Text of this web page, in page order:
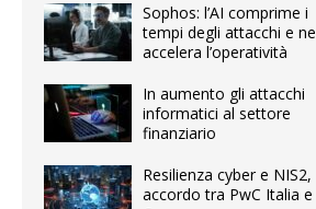
Sophos: l’AI comprime i
tempi degli attacchi e ne
accelera l’operatività
In aumento gli attacchi
informatici al settore
finanziario
Resilienza cyber e NIS2,
accordo tra PwC Italia e